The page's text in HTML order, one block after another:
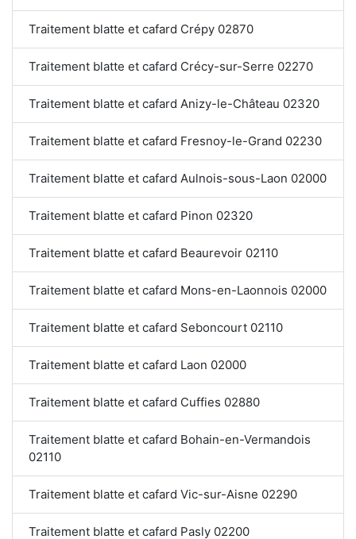
Traitement blatte et cafard Crépy 02870
Traitement blatte et cafard Crécy-sur-Serre 02270
Traitement blatte et cafard Anizy-le-Château 02320
Traitement blatte et cafard Fresnoy-le-Grand 02230
Traitement blatte et cafard Aulnois-sous-Laon 02000
Traitement blatte et cafard Pinon 02320
Traitement blatte et cafard Beaurevoir 02110
Traitement blatte et cafard Mons-en-Laonnois 02000
Traitement blatte et cafard Seboncourt 02110
Traitement blatte et cafard Laon 02000
Traitement blatte et cafard Cuffies 02880
Traitement blatte et cafard Bohain-en-Vermandois
02110
Traitement blatte et cafard Vic-sur-Aisne 02290
Traitement blatte et cafard Pasly 02200